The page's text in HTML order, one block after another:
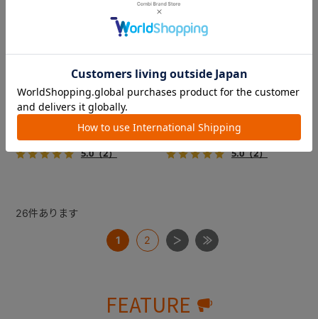
新色登場！幌はファスナー式
でラクラク開閉でき、ワンち
ゃんやネコちゃんの抜け出し
を防止！キャリー部前面にメ
ッシュがプラスされた通気性
￥39,600
5.0（2）
ルファ
新色登場！幌はファスナー式
ゃんやネコちゃんの抜け出し
を防止！キャリー部前面にメ
ッシュがプラスされた通気性
￥39,600
5.0（2）
26件あります
1 2
FEATURE